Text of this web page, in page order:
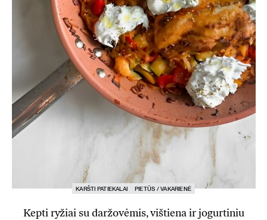
KARŠTI PATIEKALAI PIETŪS / VAKARIENĖ
Kepti ryžiai su daržovėmis, vištiena ir jogurtiniu